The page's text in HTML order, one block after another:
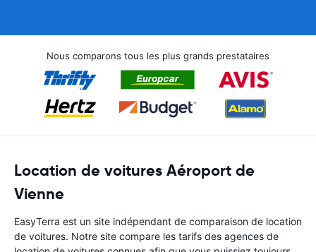
Nous comparons tous les plus grands prestataires
Location de voitures Aéroport de
Vienne
EasyTerra est un site indépendant de comparaison de location
de voitures. Notre site compare les tarifs des agences de